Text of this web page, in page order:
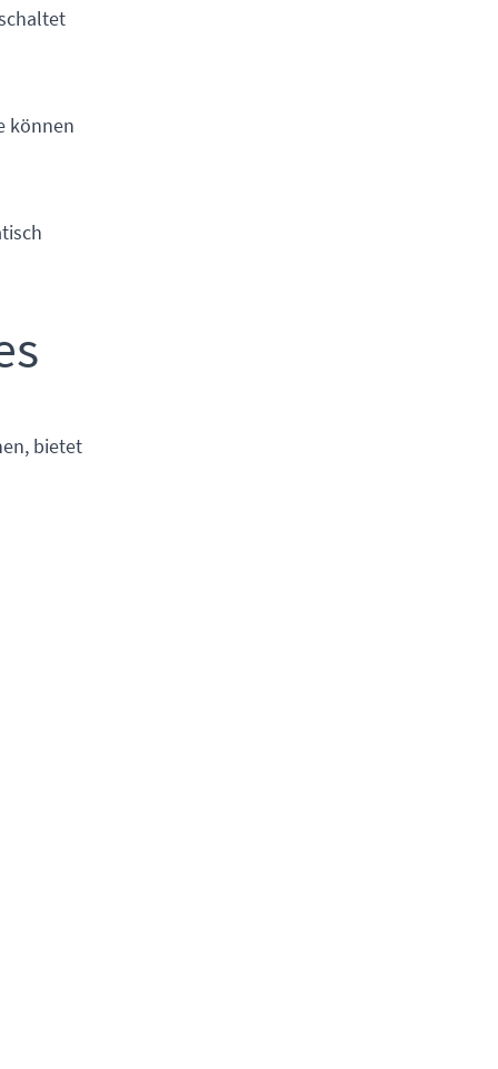
können
bietet